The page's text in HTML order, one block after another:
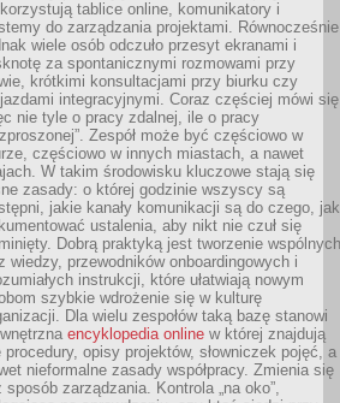
tablice online, komunikatory i
do zarządzania projektami. Równocześnie
wiele osób odczuło przesyt ekranami i
za spontanicznymi rozmowami przy
krótkimi konsultacjami przy biurku czy
integracyjnymi. Coraz częściej mówi się
nie tyle o pracy zdalnej, ile o pracy
Zespół może być częściowo w
częściowo w innych miastach, a nawet
W takim środowisku kluczowe stają się
zasady: o której godzinie wszyscy są
jakie kanały komunikacji są do czego, jak
ustalenia, aby nikt nie czuł się
Dobrą praktyką jest tworzenie wspólnych
wiedzy, przewodników onboardingowych i
instrukcji, które ułatwiają nowym
szybkie wdrożenie się w kulturę
Dla wielu zespołów taką bazę stanowi
encyklopedia online w której znajdują
procedury, opisy projektów, słowniczek pojęć, a
nieformalne zasady współpracy. Zmienia się
sposób zarządzania. Kontrola „na oko”,